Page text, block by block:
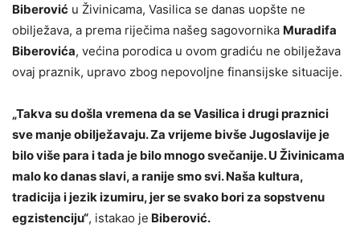
Biberović u Živinicama, Vasilica se danas uopšte ne
obilježava, a prema riječima našeg sagovornika Muradifa
Biberovića, većina porodica u ovom gradiću ne obilježava
ovaj praznik, upravo zbog nepovoljne finansijske situacije.
„Takva su došla vremena da se Vasilica i drugi praznici
sve manje obilježavaju. Za vrijeme bivše Jugoslavije je
bilo više para i tada je bilo mnogo svečanije. U Živinicama
malo ko danas slavi, a ranije smo svi. Naša kultura,
tradicija i jezik izumiru, jer se svako bori za sopstvenu
egzistenciju“, istakao je Biberović.